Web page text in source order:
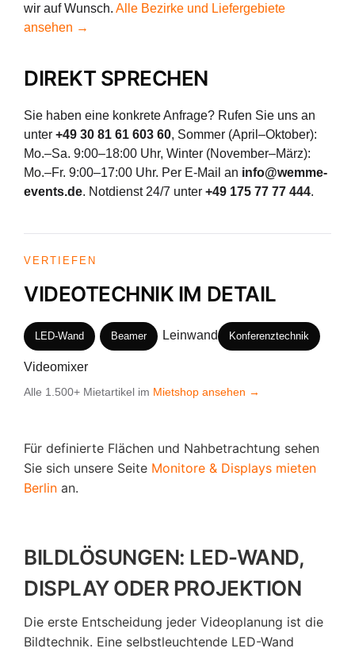
wir auf Wunsch. Alle Bezirke und Liefergebiete
ansehen →
DIREKT SPRECHEN
Sie haben eine konkrete Anfrage? Rufen Sie uns an
unter +49 30 81 61 603 60, Sommer (April–Oktober):
Mo.–Sa. 9:00–18:00 Uhr, Winter (November–März):
Mo.–Fr. 9:00–17:00 Uhr. Per E-Mail an info@wemme-
events.de. Notdienst 24/7 unter +49 175 77 77 444.
VERTIEFEN
VIDEOTECHNIK IM DETAIL
LED-Wand Beamer Leinwand Konferenztechnik
Videomixer
Alle 1.500+ Mietartikel im Mietshop ansehen →
Für definierte Flächen und Nahbetrachtung sehen
Sie sich unsere Seite Monitore & Displays mieten
Berlin an.
BILDLÖSUNGEN: LED-WAND,
DISPLAY ODER PROJEKTION
Die erste Entscheidung jeder Videoplanung ist die
Bildtechnik. Eine selbstleuchtende LED-Wand